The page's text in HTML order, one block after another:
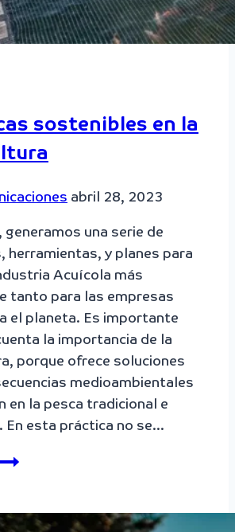
sostenibles en la
abril 28, 2023
generamos una serie de
herramientas, y planes para
Acuícola más
tanto para las empresas
el planeta. Es importante
la importancia de la
porque ofrece soluciones
medioambientales
en la pesca tradicional e
En esta práctica no se…
la